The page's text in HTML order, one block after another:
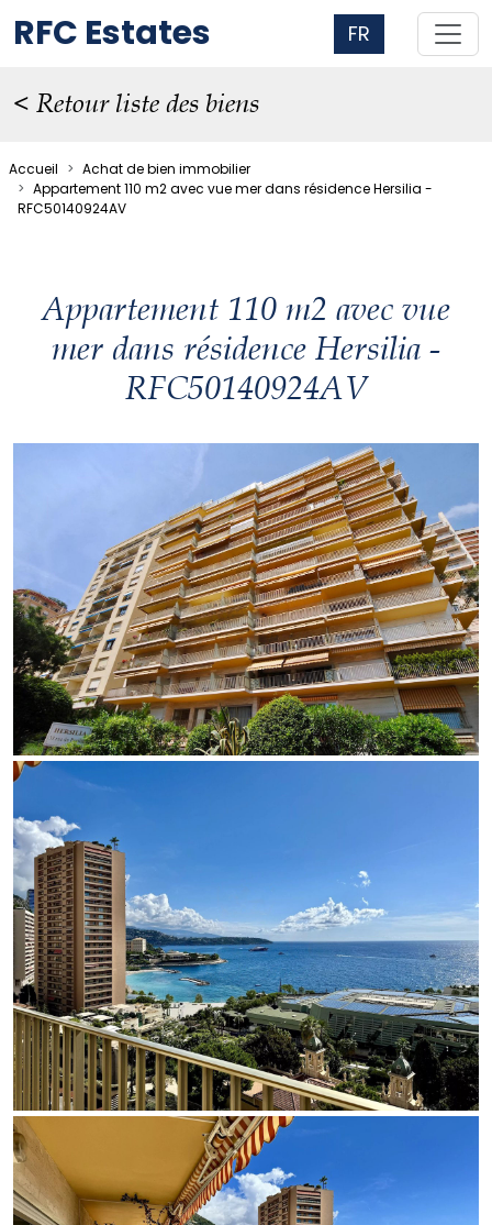
RFC Estates FR
< Retour liste des biens
Accueil
Achat de bien immobilier
Appartement 110 m2 avec vue mer dans résidence Hersilia -
RFC50140924AV
Appartement 110 m2 avec vue
mer dans résidence Hersilia -
RFC50140924AV